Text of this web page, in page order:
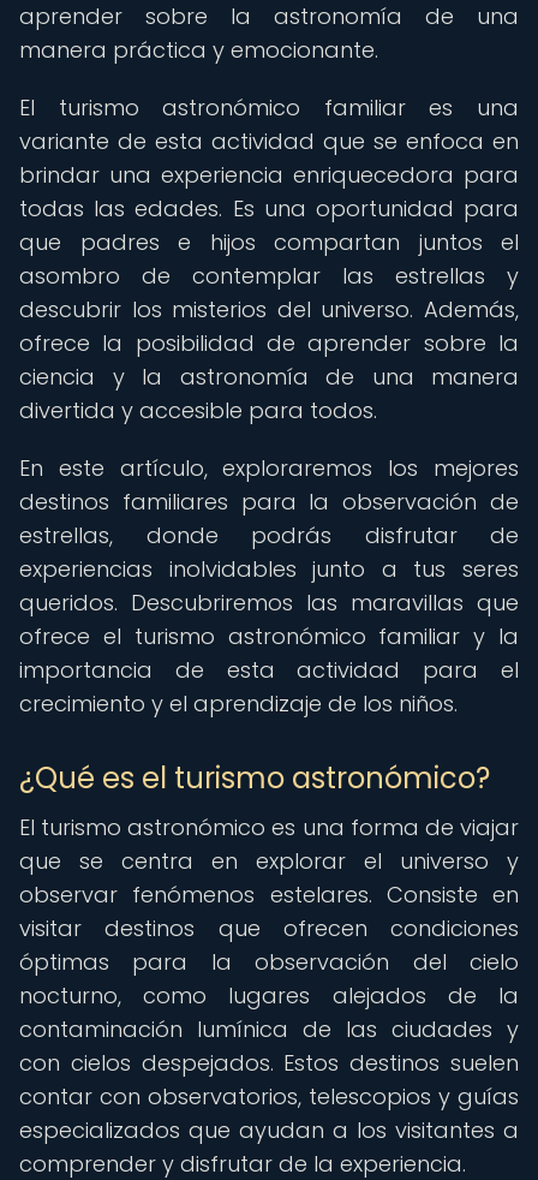
aprender sobre la astronomía de una
manera práctica y emocionante.
El turismo astronómico familiar es una
variante de esta actividad que se enfoca en
brindar una experiencia enriquecedora para
todas las edades. Es una oportunidad para
que padres e hijos compartan juntos el
asombro de contemplar las estrellas y
descubrir los misterios del universo. Además,
ofrece la posibilidad de aprender sobre la
ciencia y la astronomía de una manera
divertida y accesible para todos.
En este artículo, exploraremos los mejores
destinos familiares para la observación de
estrellas, donde podrás disfrutar de
experiencias inolvidables junto a tus seres
queridos. Descubriremos las maravillas que
ofrece el turismo astronómico familiar y la
importancia de esta actividad para el
crecimiento y el aprendizaje de los niños.
¿Qué es el turismo astronómico?
El turismo astronómico es una forma de viajar
que se centra en explorar el universo y
observar fenómenos estelares. Consiste en
visitar destinos que ofrecen condiciones
óptimas para la observación del cielo
nocturno, como lugares alejados de la
contaminación lumínica de las ciudades y
con cielos despejados. Estos destinos suelen
contar con observatorios, telescopios y guías
especializados que ayudan a los visitantes a
comprender y disfrutar de la experiencia.